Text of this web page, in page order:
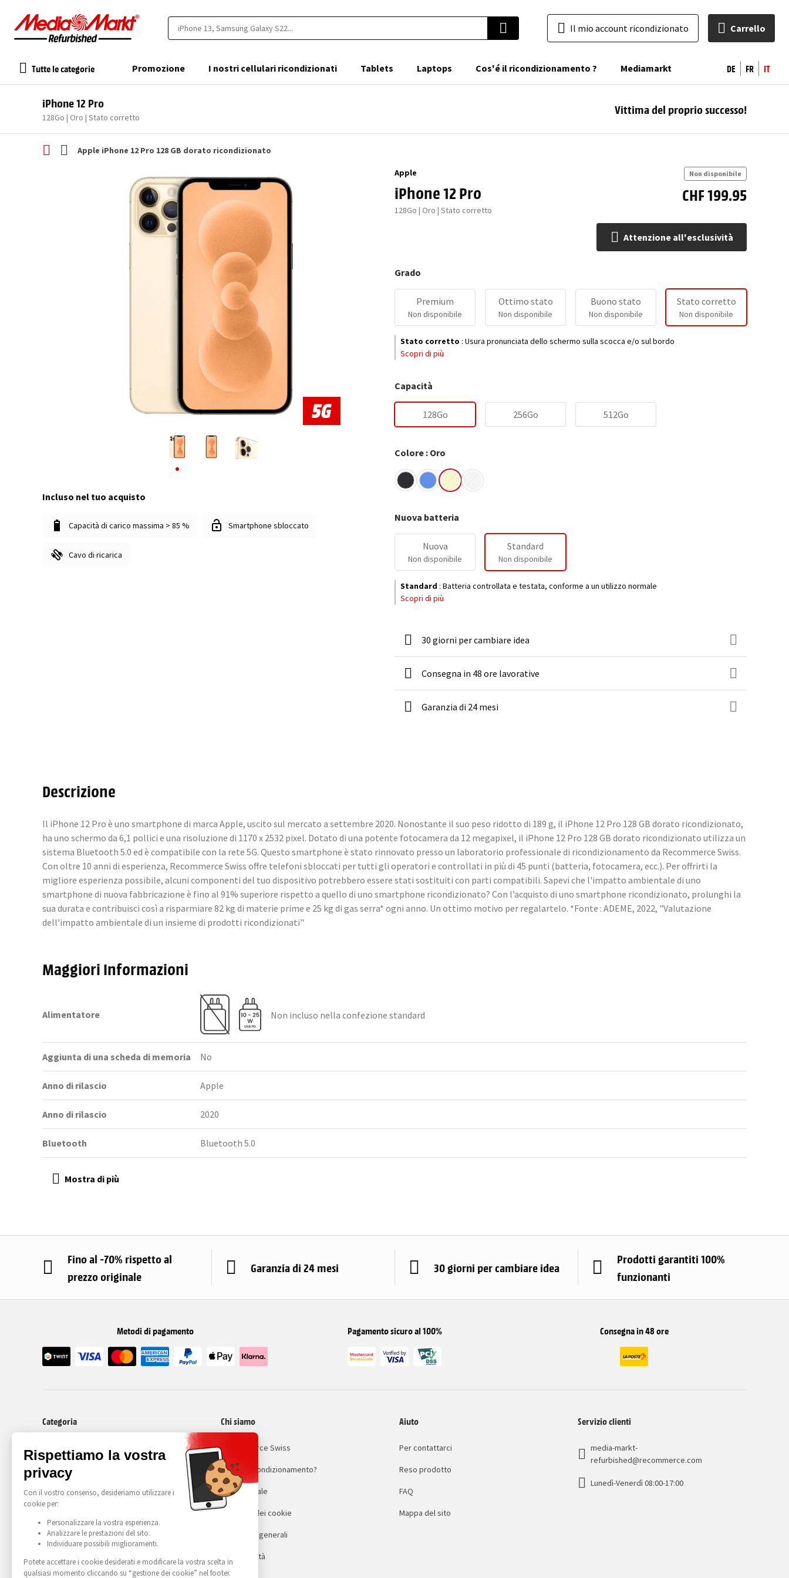
Il mio account ricondizionato Carrello
Tutte le categorie Promozione I nostri cellulari ricondizionati Tablets Laptops Cos'é il ricondizionamento ? Mediamarkt DE FR IT
iPhone 12 Pro
128Go | Oro | Stato corretto
Vittima del proprio successo!
Apple iPhone 12 Pro 128 GB dorato ricondizionato
Apple
iPhone 12 Pro
128Go | Oro | Stato corretto
Non disponibile
Incluso nel tuo acquisto
Capacità di carico massima > 85 % Smartphone sbloccato
Cavo di ricarica
CHF 199.95
Attenzione all'esclusività
Grado
Premium
Non disponibile
Ottimo stato
Non disponibile
Buono stato
Non disponibile
Stato corretto
Non disponibile
Stato corretto : Usura pronunciata dello schermo sulla scocca e/o sul bordo
Scopri di più
Capacità
128Go 256Go 512Go
Colore : Oro
Nuova batteria
Nuova
Non disponibile
Standard
Non disponibile
Standard : Batteria controllata e testata, conforme a un utilizzo normale
Scopri di più
30 giorni per cambiare idea
Consegna in 48 ore lavorative
Garanzia di 24 mesi
Descrizione
Il iPhone 12 Pro è uno smartphone di marca Apple, uscito sul mercato a settembre 2020. Nonostante il suo peso ridotto di 189 g, il iPhone 12 Pro 128 GB dorato ricondizionato,
ha uno schermo da 6,1 pollici e una risoluzione di 1170 x 2532 pixel. Dotato di una potente fotocamera da 12 megapixel, il iPhone 12 Pro 128 GB dorato ricondizionato utilizza un
sistema Bluetooth 5.0 ed è compatibile con la rete 5G. Questo smartphone è stato rinnovato presso un laboratorio professionale di ricondizionamento da Recommerce Swiss.
Con oltre 10 anni di esperienza, Recommerce Swiss offre telefoni sbloccati per tutti gli operatori e controllati in più di 45 punti (batteria, fotocamera, ecc.). Per offrirti la
migliore esperienza possibile, alcuni componenti del tuo dispositivo potrebbero essere stati sostituiti con parti compatibili. Sapevi che l'impatto ambientale di uno
smartphone di nuova fabbricazione è fino al 91% superiore rispetto a quello di uno smartphone ricondizionato? Con l’acquisto di uno smartphone ricondizionato, prolunghi la
sua durata e contribuisci così a risparmiare 82 kg di materie prime e 25 kg di gas serra* ogni anno. Un ottimo motivo per regalartelo. *Fonte : ADEME, 2022, "Valutazione
dell'impatto ambientale di un insieme di prodotti ricondizionati"
Maggiori Informazioni
Alimentatore Non incluso nella confezione standard
Aggiunta di una scheda di memoria No
Anno di rilascio Apple
Anno di rilascio 2020
Bluetooth Bluetooth 5.0
Fino al -70% rispetto al
prezzo originale
Garanzia di 24 mesi 30 giorni per cambiare idea
Prodotti garantiti 100%
funzionanti
Metodi di pagamento Pagamento sicuro al 100% Consegna in 48 ore
Categoria
I nostri cellulari ricondizionati
Chi siamo
Recommerce Swiss
Cos'é il ricondizionamento?
Avviso legale
Gestione dei cookie
Condizioni generali
Accessibilità
Aiuto
Per contattarci
Reso prodotto
FAQ
Mappa del sito
Servizio clienti
media-markt-
refurbished@recommerce.com
Lunedì-Venerdì 08:00-17:00